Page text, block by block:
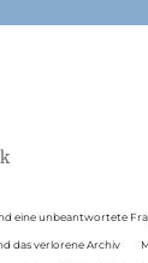
eine unbeantwortete
das verlorene Archiv